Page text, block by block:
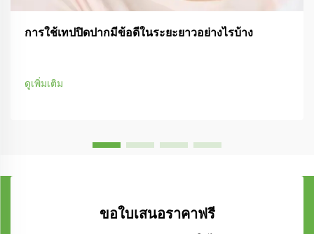
การใช้เทปปิดปากมีข้อดีในระยะยาวอย่างไรบ้าง
ดูเพิ่มเติม
ขอใบเสนอราคาฟรี